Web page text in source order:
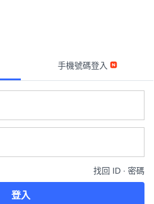
手機號碼登入
找回 ID ∙ 密碼
登入